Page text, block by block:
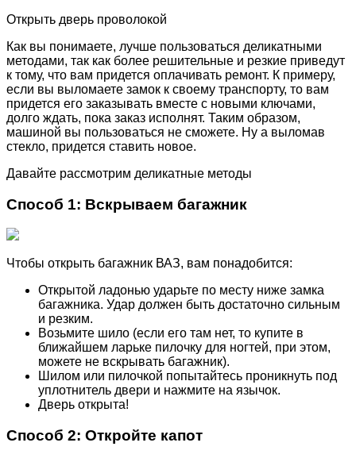
Открыть дверь проволокой
Как вы понимаете, лучше пользоваться деликатными
методами, так как более решительные и резкие приведут
к тому, что вам придется оплачивать ремонт. К примеру,
если вы выломаете замок к своему транспорту, то вам
придется его заказывать вместе с новыми ключами,
долго ждать, пока заказ исполнят. Таким образом,
машиной вы пользоваться не сможете. Ну а выломав
стекло, придется ставить новое.
Давайте рассмотрим деликатные методы
Способ 1: Вскрываем багажник
Чтобы открыть багажник ВАЗ, вам понадобится:
Открытой ладонью ударьте по месту ниже замка
багажника. Удар должен быть достаточно сильным
и резким.
Возьмите шило (если его там нет, то купите в
ближайшем ларьке пилочку для ногтей, при этом,
можете не вскрывать багажник).
Шилом или пилочкой попытайтесь проникнуть под
уплотнитель двери и нажмите на язычок.
Дверь открыта!
Способ 2: Откройте капот